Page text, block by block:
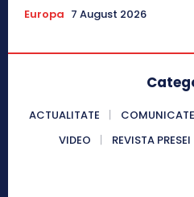
Europa 7 August 2026
ACTUALITATE COMUNICATE
VIDEO
REVISTA PRESEI